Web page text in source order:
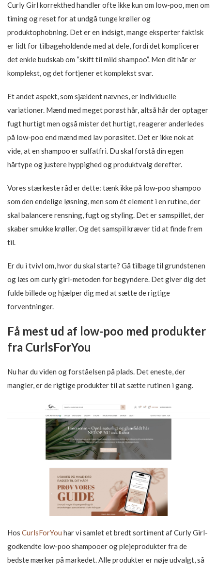
Curly Girl korrekthed handler ofte ikke kun om low-poo, men om
timing og reset for at undgå tunge krøller og
produktophobning. Det er en indsigt, mange eksperter faktisk
er lidt for tilbageholdende med at dele, fordi det komplicerer
det enkle budskab om “skift til mild shampoo”. Men dit hår er
komplekst, og det fortjener et komplekst svar.
Et andet aspekt, som sjældent nævnes, er individuelle
variationer. Mænd med meget porøst hår, altså hår der optager
fugt hurtigt men også mister det hurtigt, reagerer anderledes
på low-poo end mænd med lav porøsitet. Det er ikke nok at
vide, at en shampoo er sulfatfri. Du skal forstå din egen
hårtype og justere hyppighed og produktvalg derefter.
Vores stærkeste råd er dette: tænk ikke på low-poo shampoo
som den endelige løsning, men som ét element i en rutine, der
skal balancere rensning, fugt og styling. Det er samspillet, der
skaber smukke krøller. Og det samspil kræver tid at finde frem
til.
Er du i tvivl om, hvor du skal starte? Gå tilbage til grundstenen
og læs om curly girl-metoden for begyndere. Det giver dig det
fulde billede og hjælper dig med at sætte de rigtige
forventninger.
Få mest ud af low-poo med produkter
fra CurlsForYou
Nu har du viden og forståelsen på plads. Det eneste, der
mangler, er de rigtige produkter til at sætte rutinen i gang.
Hos CurlsForYou har vi samlet et bredt sortiment af Curly Girl-
godkendte low-poo shampooer og plejeprodukter fra de
bedste mærker på markedet. Alle produkter er nøje udvalgt, så